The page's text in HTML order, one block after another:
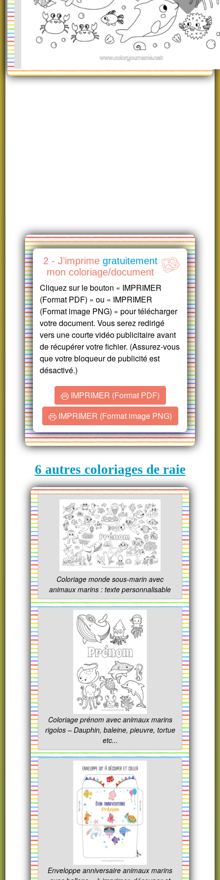
2 - J’imprime gratuitement
mon coloriage/document
Cliquez sur le bouton « IMPRIMER
(Format PDF) » ou « IMPRIMER
(Format image PNG) » pour télécharger
votre document. Vous serez redirigé
vers une courte vidéo publicitaire avant
de récupérer votre fichier. (Assurez-vous
que votre bloqueur de publicité est
désactivé.)
IMPRIMER (Format PDF)
IMPRIMER (Format image PNG)
6 autres coloriages de raie
Coloriage monde sous-marin avec
animaux marins : texte personnalisable
Coloriage prénom avec animaux marins
rigolos – Dauphin, baleine, pieuvre, tortue
etc...
Enveloppe anniversaire animaux marins